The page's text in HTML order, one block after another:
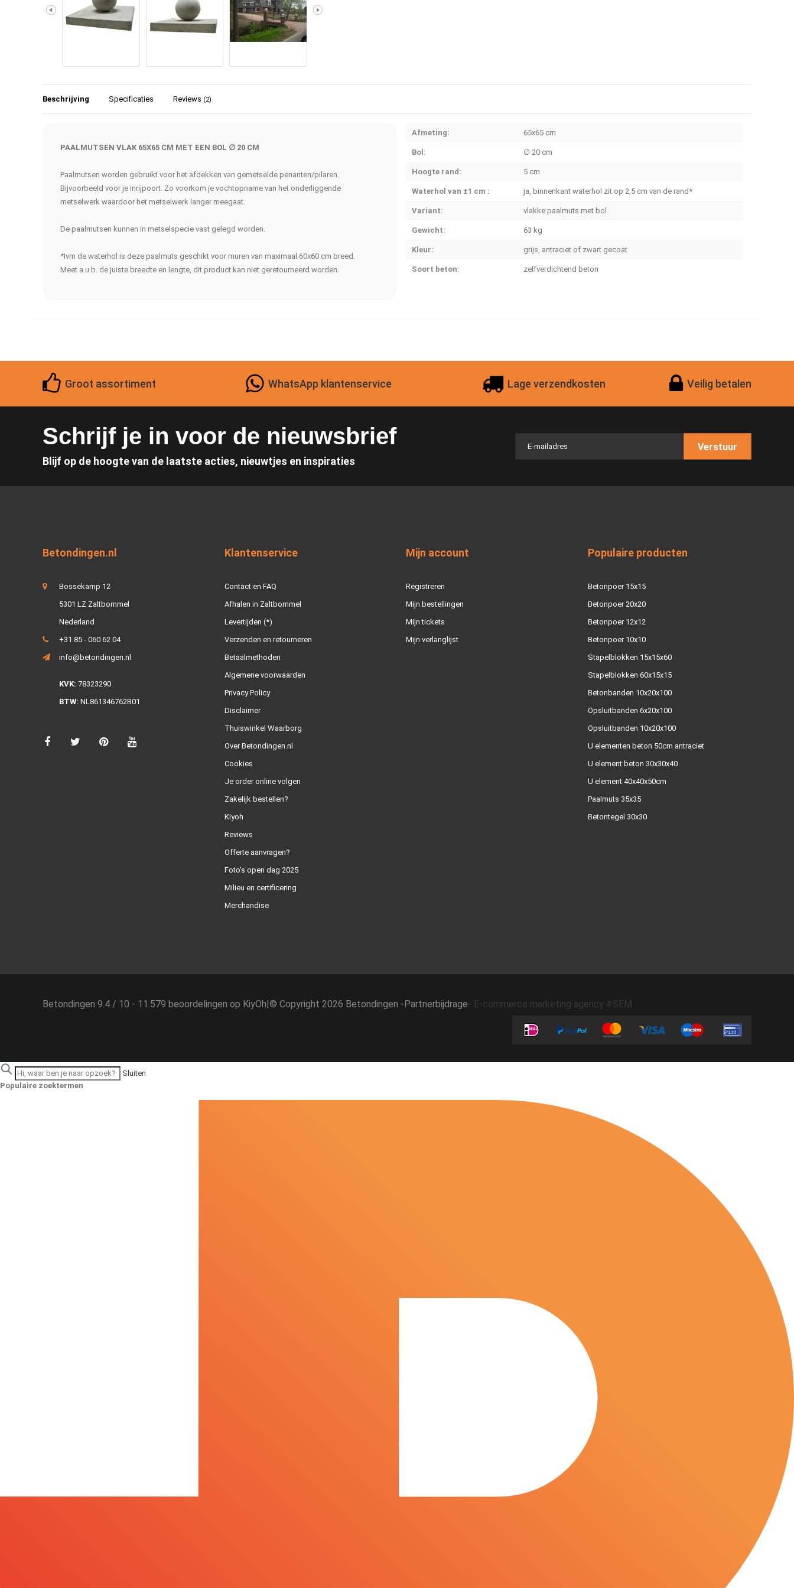
Beschrijving Specificaties Reviews (2)
PAALMUTSEN VLAK 65X65 CM MET EEN BOL ∅ 20 CM
Paalmutsen worden gebruikt voor het afdekken van gemetselde penanten/pilaren.
Bijvoorbeeld voor je inrijpoort. Zo voorkom je vochtopname van het onderliggende
metselwerk waardoor het metselwerk langer meegaat.
De paalmutsen kunnen in metselspecie vast gelegd worden.
*Ivm de waterhol is deze paalmuts geschikt voor muren van maximaal 60x60 cm breed.
Meet a.u.b. de juiste breedte en lengte, dit product kan niet geretourneerd worden.
Afmeting: 65x65 cm
Bol: ∅ 20 cm
Hoogte rand: 5 cm
Waterhol van ±1 cm : ja, binnenkant waterhol zit op 2,5 cm van de rand*
Variant: vlakke paalmuts met bol
Gewicht: 63 kg
Kleur: grijs, antraciet of zwart gecoat
Soort beton: zelfverdichtend beton
Groot assortiment WhatsApp klantenservice Lage verzendkosten Veilig betalen
Schrijf je in voor de nieuwsbrief
Blijf op de hoogte van de laatste acties, nieuwtjes en inspiraties
Verstuur
Betondingen.nl
Bossekamp 12
5301 LZ Zaltbommel
Nederland
+31 85 - 060 62 04
info@betondingen.nl
KVK: 78323290
BTW: NL861346762B01
Klantenservice
Contact en FAQ
Afhalen in Zaltbommel
Levertijden (*)
Verzenden en retourneren
Betaalmethoden
Algemene voorwaarden
Privacy Policy
Disclaimer
Thuiswinkel Waarborg
Over Betondingen.nl
Cookies
Je order online volgen
Zakelijk bestellen?
Kiyoh
Reviews
Offerte aanvragen?
Foto's open dag 2025
Milieu en certificering
Merchandise
Mijn account
Registreren
Mijn bestellingen
Mijn tickets
Mijn verlanglijst
Populaire producten
Betonpoer 15x15
Betonpoer 20x20
Betonpoer 12x12
Betonpoer 10x10
Stapelblokken 15x15x60
Stapelblokken 60x15x15
Betonbanden 10x20x100
Opsluitbanden 6x20x100
Opsluitbanden 10x20x100
U elementen beton 50cm antraciet
U element beton 30x30x40
U element 40x40x50cm
Paalmuts 35x35
Betontegel 30x30
Betondingen 9.4 / 10 - 11.579 beoordelingen op KiyOh|© Copyright 2026 Betondingen -Partnerbijdrage- E-commerce marketing agency #SEM
Sluiten
Populaire zoektermen